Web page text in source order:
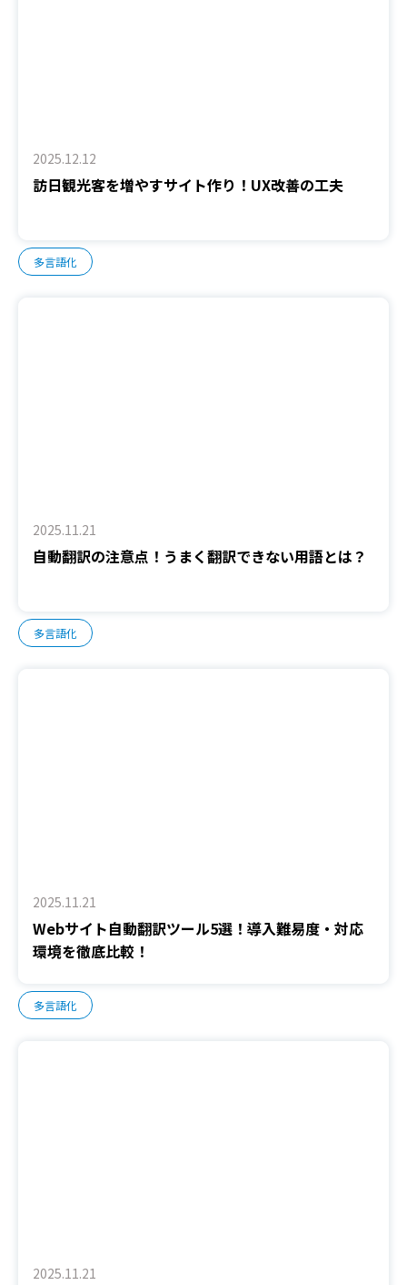
2025.12.12
訪日観光客を増やすサイト作り！UX改善の工夫
多言語化
2025.11.21
自動翻訳の注意点！うまく翻訳できない用語とは？
多言語化
2025.11.21
Webサイト自動翻訳ツール5選！導入難易度・対応
環境を徹底比較！
多言語化
2025.11.21